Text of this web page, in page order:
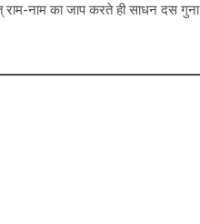
नाम का जाप करते ही साधन दस गुना